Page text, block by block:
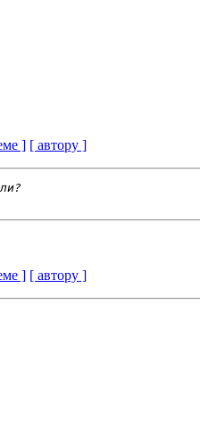
] [ автору ]
] [ автору ]